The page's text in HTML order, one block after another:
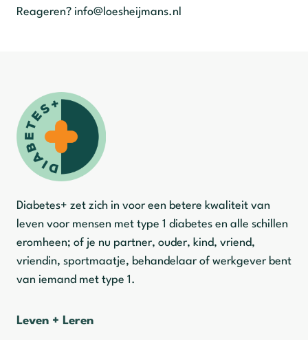
Reageren? info@loesheijmans.nl
Diabetes+ zet zich in voor een betere kwaliteit van
leven voor mensen met type 1 diabetes en alle schillen
eromheen; of je nu partner, ouder, kind, vriend,
vriendin, sportmaatje, behandelaar of werkgever bent
van iemand met type 1.
Leven + Leren